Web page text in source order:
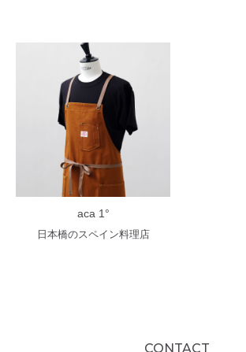
aca 1°
日本橋のスペイン料理店
CONTACT